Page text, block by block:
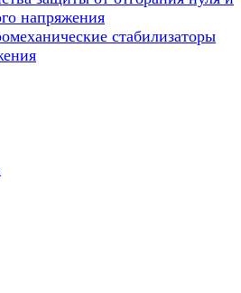
напряжения
стабилизаторы